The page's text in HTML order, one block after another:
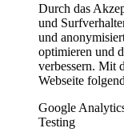
Durch das
und
und
optimieren und
verbessern. Mit
Webseite
Google
Testing